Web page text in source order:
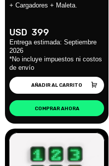
+ Cargadores + Maleta.
USD 399
AÑADIR AL CARRITO
COMPRAR AHORA